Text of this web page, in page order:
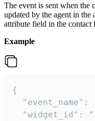
The event is sent when the
updated by the agent in
attribute field in the contact
Example
{
"event_name":
"widget_id":